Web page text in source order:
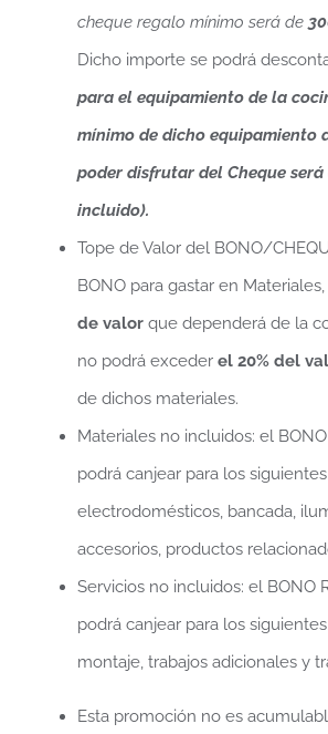
cheque regalo mínimo será de
Dicho importe se podrá
para el equipamiento de la
mínimo de dicho equipamiento
poder disfrutar del Cheque será
incluido).
Tope de Valor del BONO/
BONO para gastar en
de valorque dependerá de la
no podrá exceder el 20% del
de dichos materiales.
Materiales no incluidos: el
podrá canjear para los
electrodomésticos, bancada,
accesorios, productos
Servicios no incluidos: el BONO
podrá canjear para los
montaje, trabajos adicionales y
Esta promoción no es